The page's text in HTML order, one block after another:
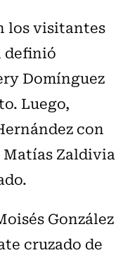
los visitantes
definió
Domínguez
Luego,
con
Zaldivia
González
cruzado de